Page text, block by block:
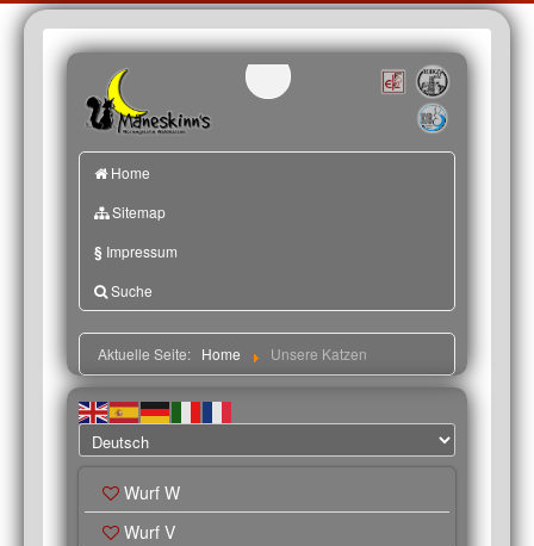
Home
Sitemap
§ Impressum
Suche
Aktuelle Seite: Home Unsere Katzen
Wurf W
Wurf V